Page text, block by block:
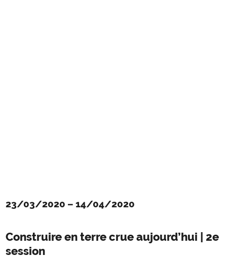
23/03/2020 – 14/04/2020
Construire en terre crue aujourd’hui | 2e
session